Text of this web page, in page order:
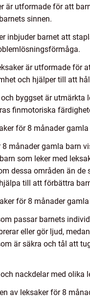
är utformade för att
sinnen.
inbjuder barnet att
är utformade för
och hjälper till att
byggset är
finmotoriska
för 8 månader gamla
månader gamla barn
som leker med
dessa områden än
till att förbättra
för 8 månader
passar barnets
eller gör ljud,
är säkra och tål att
nackdelar med olika
av leksaker för 8